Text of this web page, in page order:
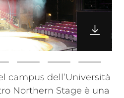
campus dell’Università
Northern Stage è una